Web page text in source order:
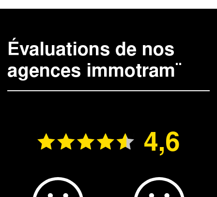
Évaluations de nos
agences immotram¨
4,6